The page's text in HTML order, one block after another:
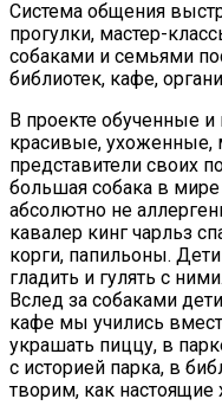
Система общения
прогулки, мастер-
собаками и семьями
библиотек, кафе,
В проекте обученные
красивые, ухоженные,
представители своих
большая собака в
абсолютно не
кавалер кинг чарльз
корги, папильоны.
гладить и гулять с
Вслед за собаками
кафе мы учились
украшать пиццу, в
с историей парка, в
творим, как настоящие